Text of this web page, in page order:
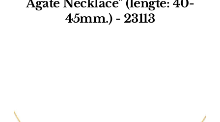
Agate Necklace" (lengte: 40-
45mm.) - 23113